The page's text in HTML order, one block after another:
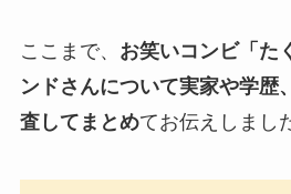
ここまで、 お笑いコンビ「た
ンドさんについて実家や学歴
査してまとめてお伝えしまし